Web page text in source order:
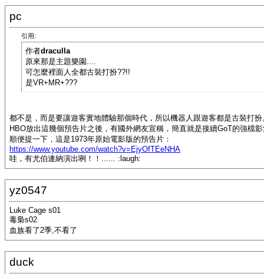
pc
引用:
作者draculla
原來那是主題樂園....
可怎麼裡面人全都古裝打扮??!!
是VR+MR+???
都不是，而是要讓遊客實地體驗那個時代，所以機器人跟遊客都是古裝打扮
HBO放出這幾個預告片之後，有國外網友宣稱，簡直就是接續GoT的強檔
順便提一下，這是1973年原始電影版的預告片：
https://www.youtube.com/watch?v=EjyOfTEeNHA
哇，有尤伯連納演出咧！！...... :laugh:
yz0547
Luke Cage s01
毒梟s02
血族看了2季,不看了
duck